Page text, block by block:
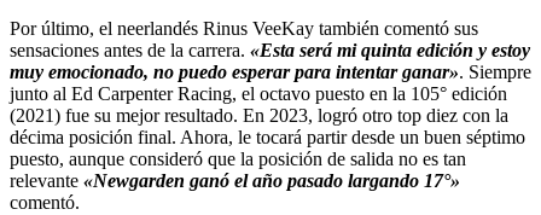
Por último, el neerlandés Rinus VeeKay también comentó sus
sensaciones antes de la carrera. «Esta será mi quinta edición y estoy
muy emocionado, no puedo esperar para intentar ganar». Siempre
junto al Ed Carpenter Racing, el octavo puesto en la 105° edición
(2021) fue su mejor resultado. En 2023, logró otro top diez con la
décima posición final. Ahora, le tocará partir desde un buen séptimo
puesto, aunque consideró que la posición de salida no es tan
relevante «Newgarden ganó el año pasado largando 17°»
comentó.